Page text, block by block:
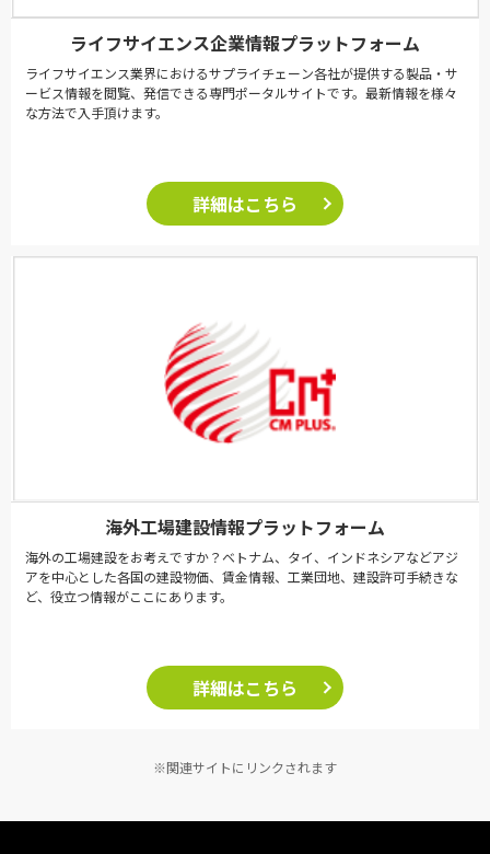
ライフサイエンス企業情報プラットフォーム
ライフサイエンス業界におけるサプライチェーン各社が提供する製品・サ
ービス情報を閲覧、発信できる専門ポータルサイトです。最新情報を様々
な方法で入手頂けます。
詳細はこちら
海外工場建設情報プラットフォーム
海外の工場建設をお考えですか？ベトナム、タイ、インドネシアなどアジ
アを中心とした各国の建設物価、賃金情報、工業団地、建設許可手続きな
ど、役立つ情報がここにあります。
詳細はこちら
※関連サイトにリンクされます